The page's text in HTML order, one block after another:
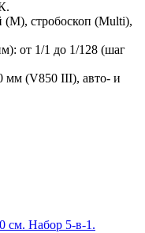
стробоскоп (Multi),
от 1/1 до 1/128 (шаг
мм (V850 III), авто‑ и
см. Набор 5-в-1.